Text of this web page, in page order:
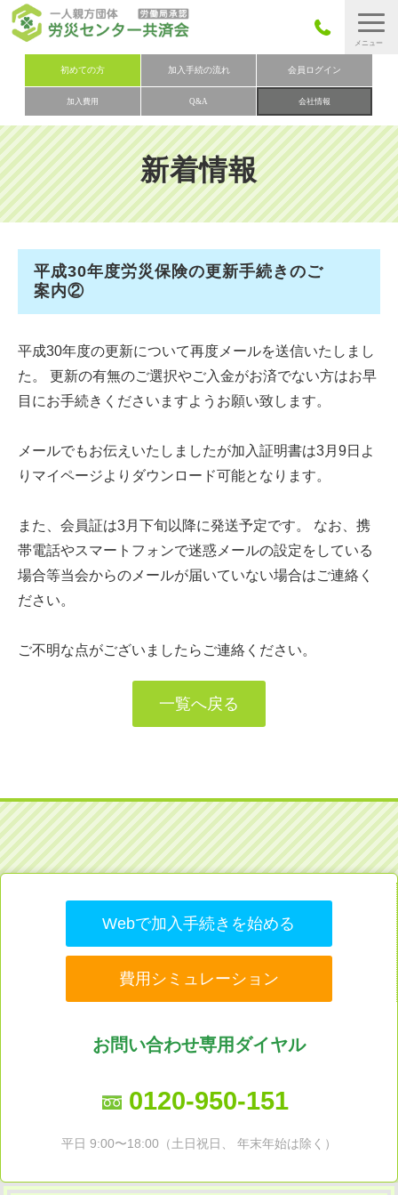
初めての方 加入手続の流れ 会員ログイン
加入費用 Q&A 会社情報
労災保険とは
労災保険の取りまとめ
労災保険加入手続きの流れ
加入費用
加入申込み
お問い合わせ
新着情報
平成30年度労災保険の更新手続きのご
案内②
平成30年度の更新について再度メールを送信いたしまし
た。 更新の有無のご選択やご入金がお済でない方はお早
目にお手続きくださいますようお願い致します。
メールでもお伝えいたしましたが加入証明書は3月9日よ
りマイページよりダウンロード可能となります。
また、会員証は3月下旬以降に発送予定です。 なお、携
帯電話やスマートフォンで迷惑メールの設定をしている
場合等当会からのメールが届いていない場合はご連絡く
ださい。
ご不明な点がございましたらご連絡ください。
一覧へ戻る
Webで加入手続きを始める
費用シミュレーション
お問い合わせ専用ダイヤル
0120-950-151
平日 9:00〜18:00（土日祝日、 年末年始は除く）